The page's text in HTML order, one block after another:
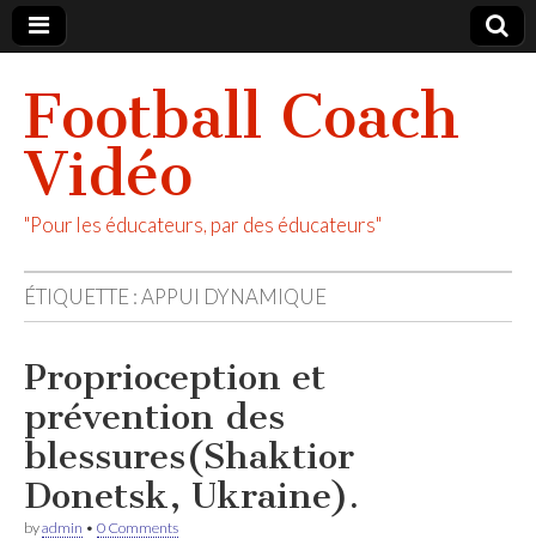
Football Coach
Vidéo
"Pour les éducateurs, par des éducateurs"
ÉTIQUETTE :APPUI DYNAMIQUE
Proprioception et
prévention des
blessures(Shaktior
Donetsk, Ukraine).
byadmin • 0 Comments